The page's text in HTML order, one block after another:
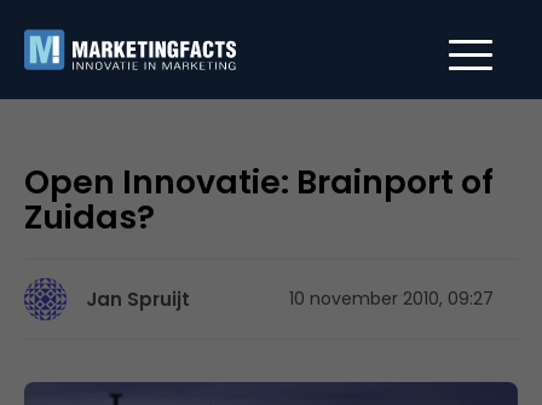
Open Innovatie: Brainport of
Zuidas?
Jan Spruijt 10 november 2010, 09:27